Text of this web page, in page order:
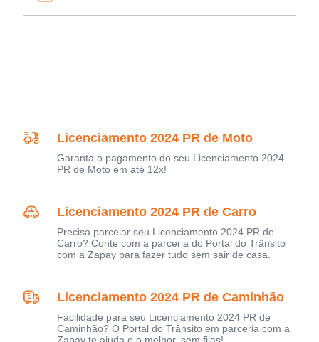
Licenciamento 2024 PR de Moto
Garanta o pagamento do seu Licenciamento 2024
PR de Moto em até 12x!
Licenciamento 2024 PR de Carro
Precisa parcelar seu Licenciamento 2024 PR de
Carro? Conte com a parceria do Portal do Trânsito
com a Zapay para fazer tudo sem sair de casa.
Licenciamento 2024 PR de Caminhão
Facilidade para seu Licenciamento 2024 PR de
Caminhão? O Portal do Trânsito em parceria com a